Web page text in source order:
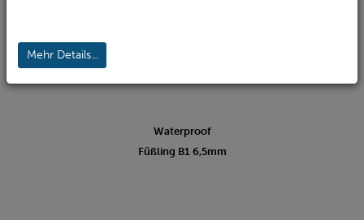
Waterproof
Füßling B1 6,5mm
Mehr Details...